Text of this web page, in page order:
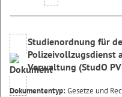
Studienordnung für
Polizeivollzugsdienst
Verwaltung (StudO
Dokumententyp:Gesetze und